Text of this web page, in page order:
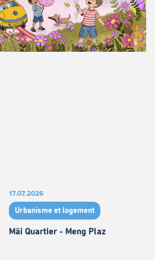
17.07.2026
Urbanisme et logement
Mäi Quartier - Meng Plaz